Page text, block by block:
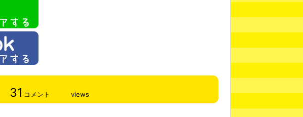
31 コメント views